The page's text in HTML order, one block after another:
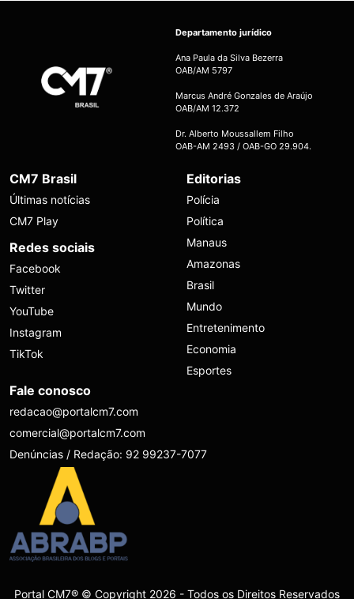
Departamento jurídico
Ana Paula da Silva Bezerra
OAB/AM 5797
Marcus André Gonzales de Araújo
OAB/AM 12.372
Dr. Alberto Moussallem Filho
OAB-AM 2493 / OAB-GO 29.904.
CM7 Brasil
Últimas notícias
CM7 Play
Redes sociais
Facebook
Twitter
YouTube
Instagram
TikTok
Editorias
Polícia
Política
Manaus
Amazonas
Brasil
Mundo
Entretenimento
Economia
Esportes
Fale conosco
redacao@portalcm7.com
comercial@portalcm7.com
Denúncias / Redação: 92 99237-7077
Portal CM7® © Copyright 2026 - Todos os Direitos Reservados